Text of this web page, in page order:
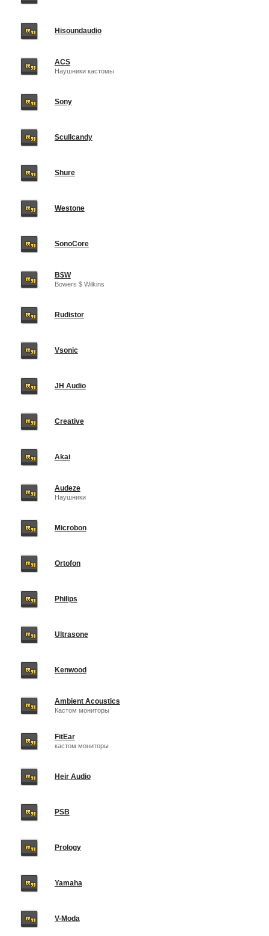
Hisoundaudio
ACS
Наушники кастомы
Sony
Scullcandy
Shure
Westone
SonoCore
B$W
Bowers $ Wilkins
Rudistor
Vsonic
JH Audio
Creative
Akai
Audeze
Наушники
Microbon
Ortofon
Philips
Ultrasone
Kenwood
Ambient Acoustics
Кастом мониторы
FitEar
кастом мониторы
Heir Audio
PSB
Prology
Yamaha
V-Moda